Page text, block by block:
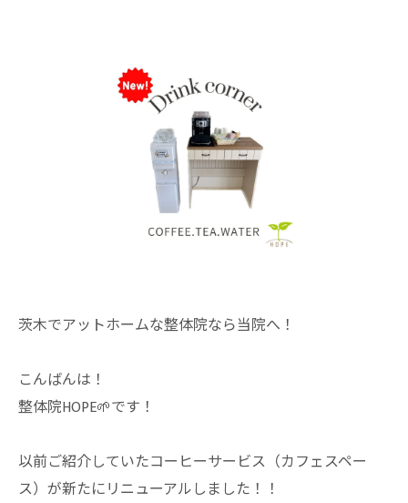
茨木でアットホームな整体院なら当院へ！
こんばんは！
整体院HOPE🌱です！
以前ご紹介していたコーヒーサービス（カフェスペー
ス）が新たにリニューアルしました！！